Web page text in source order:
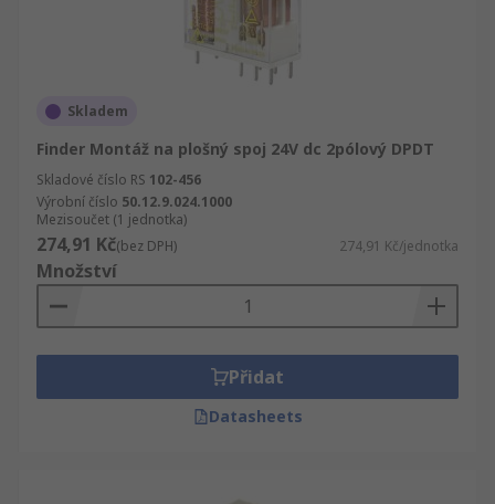
Skladem
Finder Montáž na plošný spoj 24V dc 2pólový DPDT
Skladové číslo RS 102-456
Výrobní číslo 50.12.9.024.1000
Mezisoučet (1 jednotka)
274,91 Kč(bez DPH) 274,91 Kč/jednotka
Množství
Přidat
Datasheets